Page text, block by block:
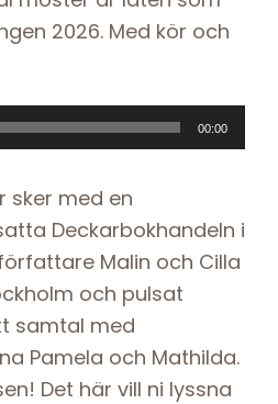
2026. Med kör och
00:00
sker med en
Deckarbokhandeln i
Malin och Cilla
och pulsat
samtal med
Pamela och Mathilda.
Det här vill ni lyssna